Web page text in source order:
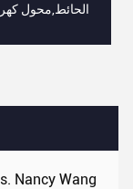
Nancy Wang